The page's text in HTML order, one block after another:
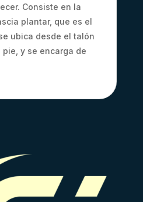
Consiste en la
plantar, que es el
ubica desde el talón
y se encarga de